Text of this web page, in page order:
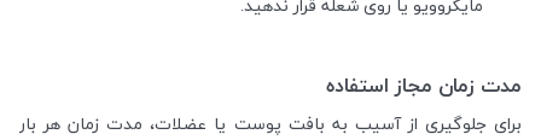
مدت زمان مجاز استفاده
برای جلوگیری از آسیب به بافت پوست یا عضلات، مدت زمان هر بار